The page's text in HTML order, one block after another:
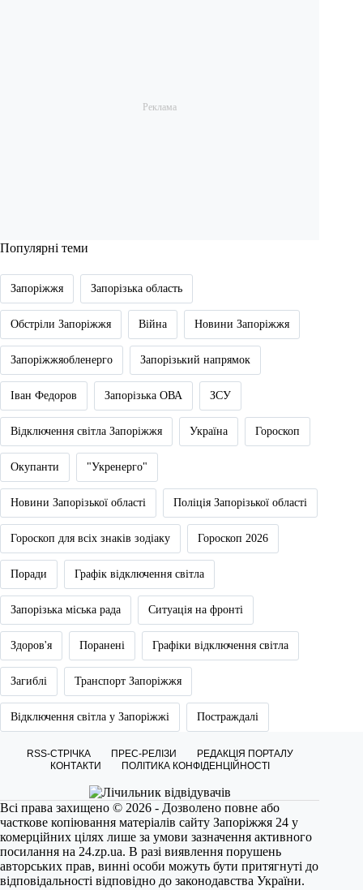
Популярні теми
Запоріжжя Запорізька область
Обстріли Запоріжжя Війна Новини Запоріжжя
Запоріжжяобленерго Запорізький напрямок
Іван Федоров Запорізька ОВА ЗСУ
Відключення світла Запоріжжя Україна Гороскоп
Окупанти "Укренерго"
Новини Запорізької області Поліція Запорізької області
Гороскоп для всіх знаків зодіаку Гороскоп 2026
Поради Графік відключення світла
Запорізька міська рада Ситуація на фронті
Здоров'я Поранені Графіки відключення світла
Загиблі Транспорт Запоріжжя
Відключення світла у Запоріжжі Постраждалі
RSS-СТРІЧКА ПРЕС-РЕЛІЗИ
РЕДАКЦІЯ ПОРТАЛУ
КОНТАКТИ
ПОЛІТИКА КОНФІДЕНЦІЙНОСТІ
Всі права захищено © 2026 - Дозволено повне або
часткове копіювання матеріалів сайту Запоріжжя 24 у
комерційних цілях лише за умови зазначення активного
посилання на 24.zp.ua. В разі виявлення порушень
авторських прав, винні особи можуть бути притягнуті до
відповідальності відповідно до законодавства України.